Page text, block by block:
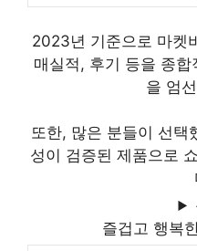
2023년 기준으로 마켓
매실적, 후기 등을 종
을 엄
또한, 많은 분들이 선택
성이 검증된 제품으로
즐겁고 행복